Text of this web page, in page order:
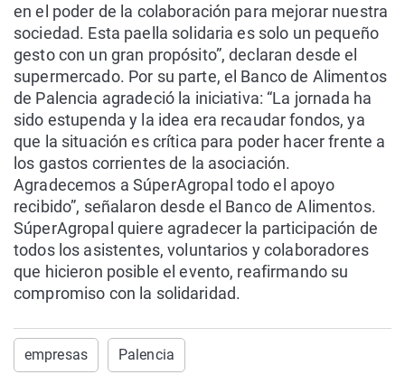
en el poder de la colaboración para mejorar nuestra
sociedad. Esta paella solidaria es solo un pequeño
gesto con un gran propósito”, declaran desde el
supermercado. Por su parte, el Banco de Alimentos
de Palencia agradeció la iniciativa: “La jornada ha
sido estupenda y la idea era recaudar fondos, ya
que la situación es crítica para poder hacer frente a
los gastos corrientes de la asociación.
Agradecemos a SúperAgropal todo el apoyo
recibido”, señalaron desde el Banco de Alimentos.
SúperAgropal quiere agradecer la participación de
todos los asistentes, voluntarios y colaboradores
que hicieron posible el evento, reafirmando su
compromiso con la solidaridad.
empresas Palencia